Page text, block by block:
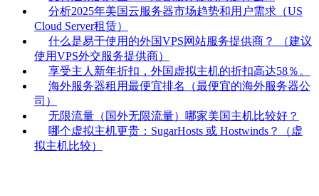
分析2025年美国云服务器市场趋势和用户需求（US
Cloud Server租赁）
什么是易于使用的外国VPS网站服务提供商？ （建议
使用VPS外交服务提供商）
享受主人新年折扣，外国虚拟主机的折扣高达58％。
海外服务器租用最便宜排名（最便宜的海外服务器公
司）
无限流量（国外无限流量）哪家美国主机比较好？
哪个虚拟主机更贵：SugarHosts 或 Hostwinds？（虚
拟主机比较）